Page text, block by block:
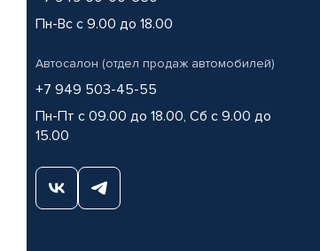
Пн-Вс с 9.00 до 18.00
Автосалон (отдел продаж автомобилей)
+7 949 503-45-55
Пн-Пт с 09.00 до 18.00, Сб с 9.00 до
15.00